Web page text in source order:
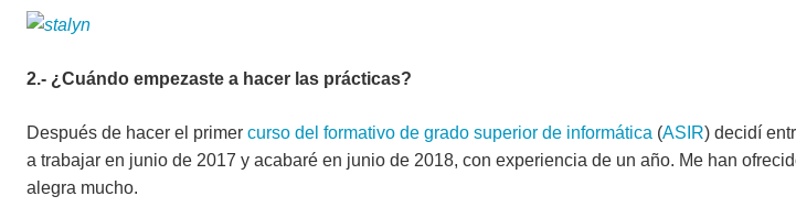
2.- ¿Cuándo empezaste a hacer las prácticas?
Después de hacer el primer curso del formativo de grado superior de informática (ASIR) decidí
a trabajar en junio de 2017 y acabaré en junio de 2018, con experiencia de un año. Me han
alegra mucho.